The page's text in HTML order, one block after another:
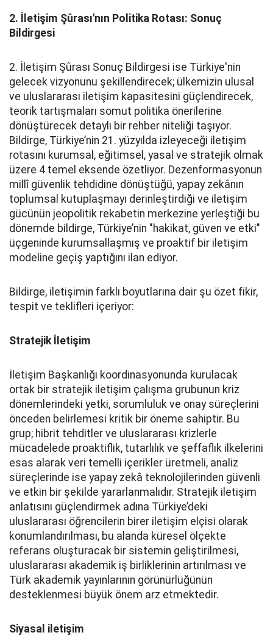
2. İletişim Şûrası'nın Politika Rotası: Sonuç
Bildirgesi
2. İletişim Şûrası Sonuç Bildirgesi ise Türkiye'nin
gelecek vizyonunu şekillendirecek; ülkemizin ulusal
ve uluslararası iletişim kapasitesini güçlendirecek,
teorik tartışmaları somut politika önerilerine
dönüştürecek detaylı bir rehber niteliği taşıyor.
Bildirge, Türkiye’nin 21. yüzyılda izleyeceği iletişim
rotasını kurumsal, eğitimsel, yasal ve stratejik olmak
üzere 4 temel eksende özetliyor. Dezenformasyonun
millî güvenlik tehdidine dönüştüğü, yapay zekânın
toplumsal kutuplaşmayı derinleştirdiği ve iletişim
gücünün jeopolitik rekabetin merkezine yerleştiği bu
dönemde bildirge, Türkiye’nin "hakikat, güven ve etki"
üçgeninde kurumsallaşmış ve proaktif bir iletişim
modeline geçiş yaptığını ilan ediyor.
Bildirge, iletişimin farklı boyutlarına dair şu özet fikir,
tespit ve teklifleri içeriyor:
Stratejik İletişim
İletişim Başkanlığı koordinasyonunda kurulacak
ortak bir stratejik iletişim çalışma grubunun kriz
dönemlerindeki yetki, sorumluluk ve onay süreçlerini
önceden belirlemesi kritik bir öneme sahiptir. Bu
grup; hibrit tehditler ve uluslararası krizlerle
mücadelede proaktiflik, tutarlılık ve şeffaflık ilkelerini
esas alarak veri temelli içerikler üretmeli, analiz
süreçlerinde ise yapay zekâ teknolojilerinden güvenli
ve etkin bir şekilde yararlanmalıdır. Stratejik iletişim
anlatısını güçlendirmek adına Türkiye’deki
uluslararası öğrencilerin birer iletişim elçisi olarak
konumlandırılması, bu alanda küresel ölçekte
referans oluşturacak bir sistemin geliştirilmesi,
uluslararası akademik iş birliklerinin artırılması ve
Türk akademik yayınlarının görünürlüğünün
desteklenmesi büyük önem arz etmektedir.
Siyasal iletişim